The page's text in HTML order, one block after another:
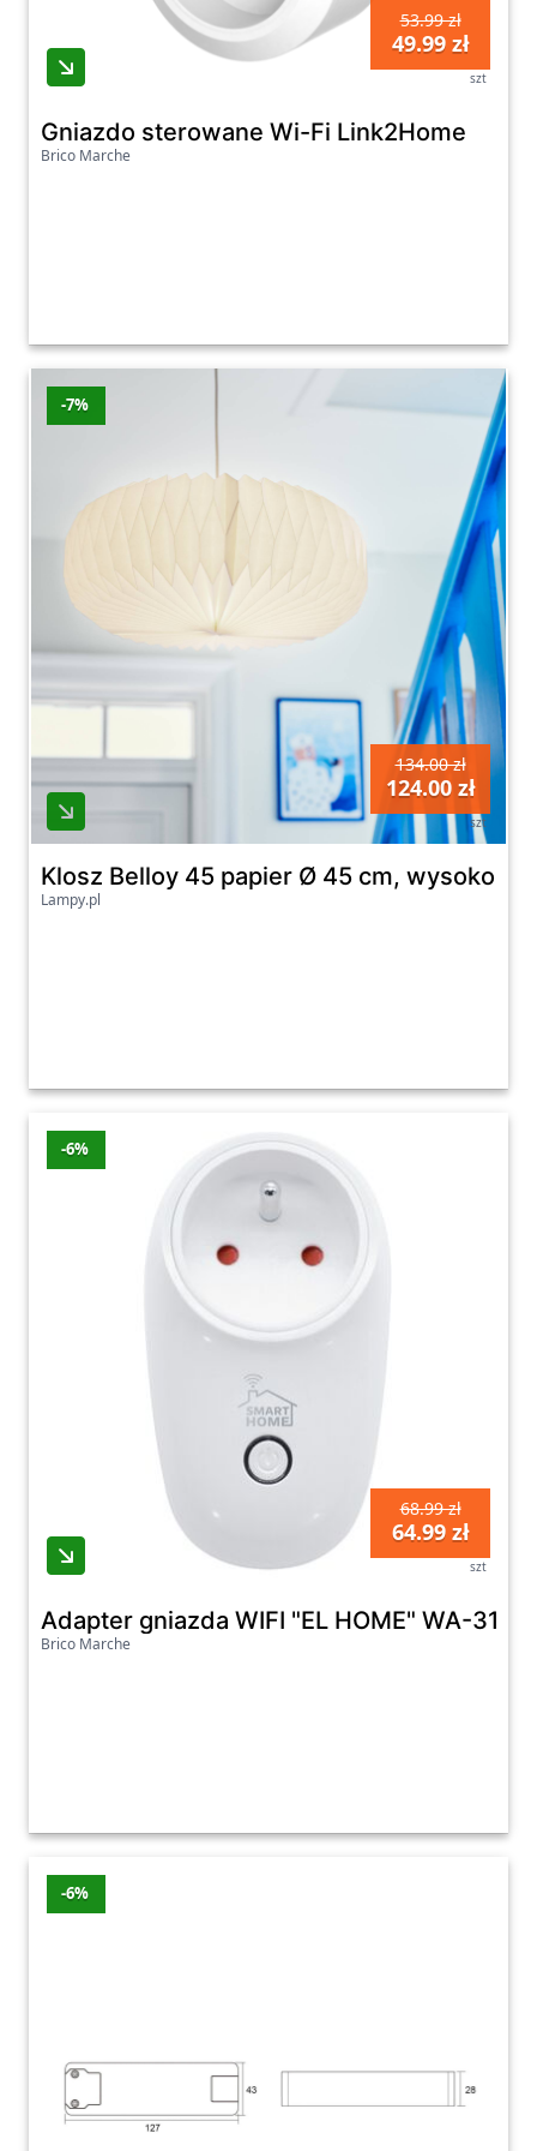
53.99 zł
49.99 zł
szt
Gniazdo sterowane Wi-Fi Link2Home
Brico Marche
-7%
134.00 zł
124.00 zł
szt
Klosz Belloy 45 papier Ø 45 cm, wysokość
Lampy.pl
-6%
68.99 zł
64.99 zł
szt
Adapter gniazda WIFI "EL HOME" WA-
Brico Marche
-6%